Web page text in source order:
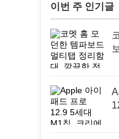
이번 주 인기글